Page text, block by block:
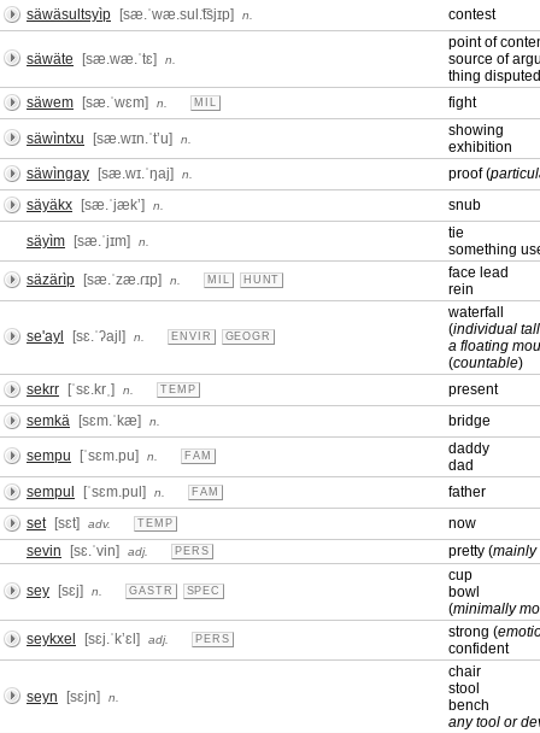
säwäsultsyìp [sæ.ˈwæ.sul.͡tsjɪp] n. contest
säwäte [sæ.wæ.ˈtɛ] n.
point of
source of
thing disputed
säwem
[sæ.ˈwɛm] n. MIL fight
säwìntxu [sæ.wɪn.ˈtʼu] n.
showing
exhibition
säwìngay
[sæ.wɪ.ˈŋaj] n. proof (
säyäkx
[sæ.ˈjækʼ] n. snub
säyìm [sæ.ˈjɪm] n.
tie
something
säzärìp
[sæ.ˈzæ.ɾɪp] n. MIL HUNT
face lead
rein
se'ayl [sɛ.ˈʔajl] n. ENVIR GEOGR
waterfall
(individual
a floating
(countable)
sekrr
[ˈsɛ.krˌ] n. TEMP
present
semkä
[sɛm.ˈkæ] n. bridge
sempu [ˈsɛm.pu] n. FAM
daddy
dad
sempul
[ˈsɛm.pul] n. FAM
father
set
[sɛt] adv. TEMP
now
sevin
[sɛ.ˈvin] adj. PERS pretty (mainly
sey [sɛj] n. GASTR SPEC
cup
bowl
(minimally
seykxel
[sɛj.ˈkʼɛl] adj. PERS strong (
confident
seyn [sɛjn] n.
chair
stool
bench
any tool or